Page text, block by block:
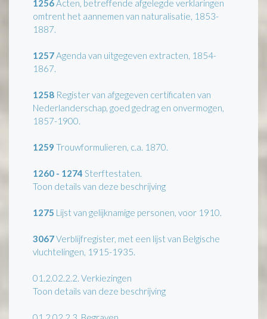
1256Acten, betreffende afgelegde verklaringen
omtrent het aannemen van naturalisatie, 1853-
1887.
1257Agenda van uitgegeven extracten, 1854-
1867.
1258 Register van afgegeven certificaten van
Nederlanderschap, goed gedrag en onvermogen,
1857-1900.
1259 Trouwformulieren, c.a. 1870.
1260 - 1274 Sterftestaten.
Toon details van deze beschrijving
1275 Lijst van gelijknamige personen, voor 1910.
3067Verblijfregister, met een lijst van Belgische
vluchtelingen, 1915-1935.
01.2.02.2.2. Verkiezingen
Toon details van deze beschrijving